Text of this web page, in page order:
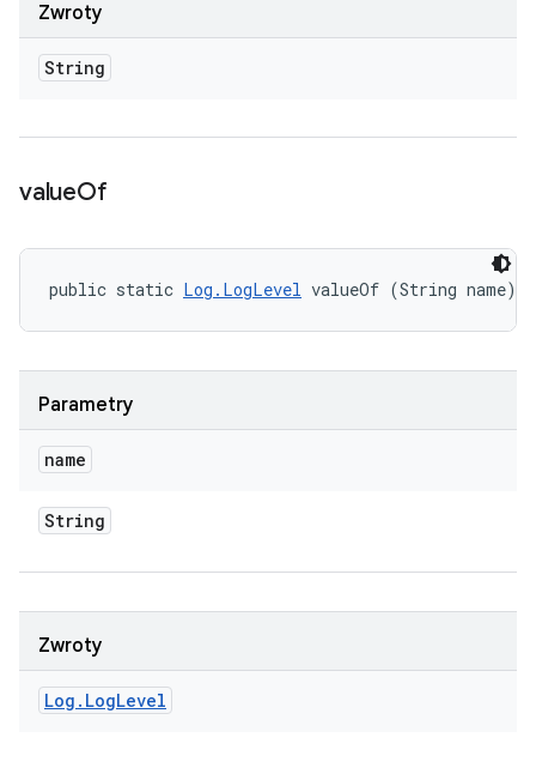
Zwroty
String
valueOf
public static Log.LogLevel valueOf (String name)
Parametry
name
String
Zwroty
Log . LogLevel